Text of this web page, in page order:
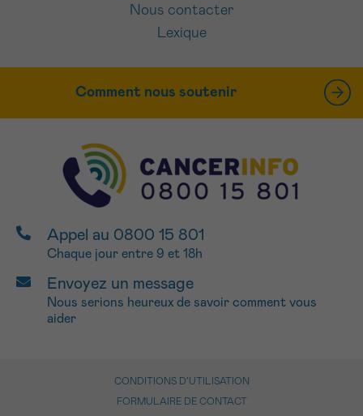
Nous contacter
Lexique
Comment nous soutenir
Appel au 0800 15 801
Chaque jour entre 9 et 18h
Envoyez un message
Nous serions heureux de savoir comment vous
aider
CONDITIONS D’UTILISATION
FORMULAIRE DE CONTACT